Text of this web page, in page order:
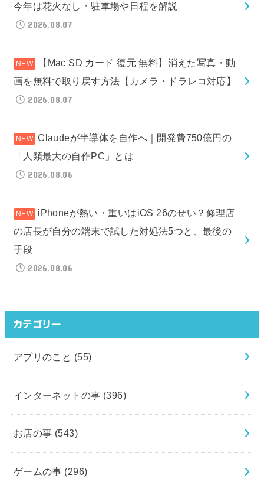
今年は花火なし・駐車場や日程を解説
2026.08.07
【Mac SD カード 復元 無料】消えた写真・動
画を無料で取り戻す方法【カメラ・ドラレコ対応】
2026.08.07
Claudeが半導体を自作へ｜開発費750億円の
「人類最大の自作PC」とは
2026.08.06
iPhoneが熱い・重いはiOS 26のせい？修理店
の店長が自分の端末で試した対処法5つと、最後の
手段
2026.08.06
カテゴリー
アプリのこと (55)
インターネットの事 (396)
お店の事 (543)
ゲームの事 (296)